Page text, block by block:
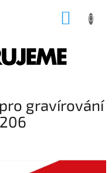
gravírování